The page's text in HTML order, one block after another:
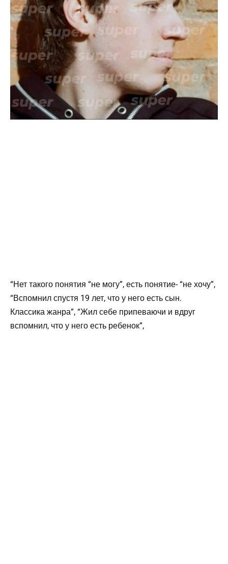
“Нет такого понятия “не могу”, есть понятие- “не хочу”,
“Вспомнил спустя 19 лет, что у него есть сын.
Классика жанра”, “Жил себе припеваючи и вдруг
вспомнил, что у него есть ребенок”,